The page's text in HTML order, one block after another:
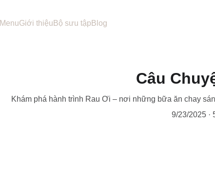
MenuGiới thiệu Bộ sưu tập Blog
Câu
Khám phá hành trình Rau Ơi – nơi những bữa ăn chay
9/23/2025